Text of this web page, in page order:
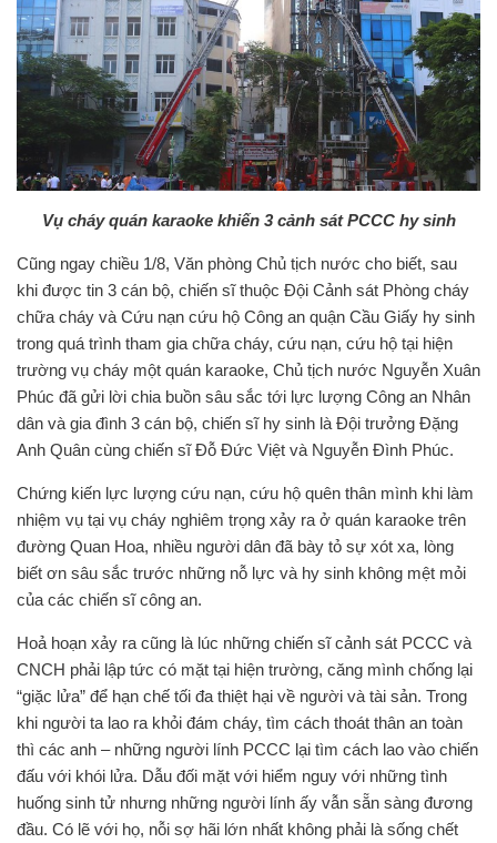
Vụ cháy quán karaoke khiến 3 cảnh sát PCCC hy sinh
Cũng ngay chiều 1/8, Văn phòng Chủ tịch nước cho biết, sau
khi được tin 3 cán bộ, chiến sĩ thuộc Đội Cảnh sát Phòng cháy
chữa cháy và Cứu nạn cứu hộ Công an quận Cầu Giấy hy sinh
trong quá trình tham gia chữa cháy, cứu nạn, cứu hộ tại hiện
trường vụ cháy một quán karaoke, Chủ tịch nước Nguyễn Xuân
Phúc đã gửi lời chia buồn sâu sắc tới lực lượng Công an Nhân
dân và gia đình 3 cán bộ, chiến sĩ hy sinh là Đội trưởng Đặng
Anh Quân cùng chiến sĩ Đỗ Đức Việt và Nguyễn Đình Phúc.
Chứng kiến lực lượng cứu nạn, cứu hộ quên thân mình khi làm
nhiệm vụ tại vụ cháy nghiêm trọng xảy ra ở quán karaoke trên
đường Quan Hoa, nhiều người dân đã bày tỏ sự xót xa, lòng
biết ơn sâu sắc trước những nỗ lực và hy sinh không mệt mỏi
của các chiến sĩ công an.
Hoả hoạn xảy ra cũng là lúc những chiến sĩ cảnh sát PCCC và
CNCH phải lập tức có mặt tại hiện trường, căng mình chống lại
“giặc lửa” để hạn chế tối đa thiệt hại về người và tài sản. Trong
khi người ta lao ra khỏi đám cháy, tìm cách thoát thân an toàn
thì các anh – những người lính PCCC lại tìm cách lao vào chiến
đấu với khói lửa. Dẫu đối mặt với hiểm nguy với những tình
huống sinh tử nhưng những người lính ấy vẫn sẵn sàng đương
đầu. Có lẽ với họ, nỗi sợ hãi lớn nhất không phải là sống chết